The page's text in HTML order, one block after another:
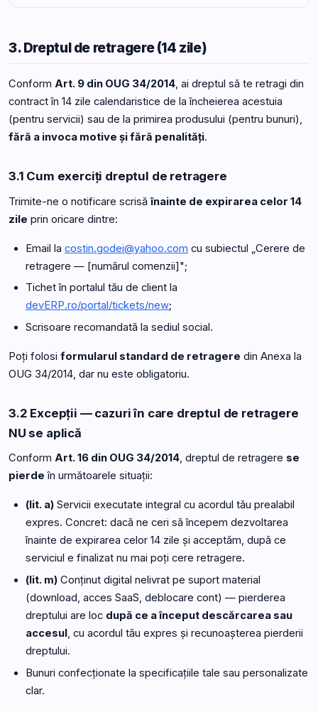
3. Dreptul de retragere (14 zile)
Conform Art. 9 din OUG 34/2014, ai dreptul să te retragi din
contract în 14 zile calendaristice de la încheierea acestuia
(pentru servicii) sau de la primirea produsului (pentru bunuri),
fără a invoca motive și fără penalități.
3.1 Cum exerciți dreptul de retragere
Trimite-ne o notificare scrisăînainte de expirarea celor 14
zile prin oricare dintre:
Email la costin.godei@yahoo.com cu subiectul „Cerere de
retragere — [numărul comenzii]";
Tichet în portalul tău de client la
devERP.ro/portal/tickets/new;
Scrisoare recomandată la sediul social.
Poți folosi formularul standard de retragere din Anexa la
OUG 34/2014, dar nu este obligatoriu.
3.2 Excepții — cazuri în care dreptul de retragere
NU se aplică
Conform Art. 16 din OUG 34/2014, dreptul de retragere se
pierde în următoarele situații:
(lit. a) Servicii executate integral cu acordul tău prealabil
expres. Concret: dacă ne ceri să începem dezvoltarea
înainte de expirarea celor 14 zile și acceptăm, după ce
serviciul e finalizat nu mai poți cere retragere.
(lit. m) Conținut digital nelivrat pe suport material
(download, acces SaaS, deblocare cont) — pierderea
dreptului are loc după ce a început descărcarea sau
accesul, cu acordul tău expres și recunoașterea pierderii
dreptului.
Bunuri confecționate la specificațiile tale sau personalizate
clar.